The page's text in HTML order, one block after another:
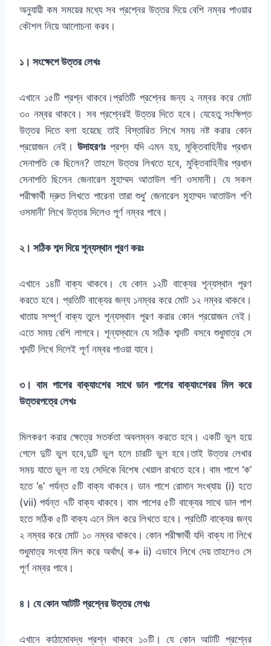
অনুযায়ী কম সময়ের মধ্যে সব প্রশ্নের উত্তর দিয়ে বেশি নম্বর পাওয়ার
কৌশল নিয়ে আলোচনা করব।
১। সংক্ষেপে উত্তর লেখঃ
এখানে ১৫টি প্রশ্ন থাকবে।প্রতিটি প্রশ্নের জন্য ২ নম্বর করে মোট
৩০ নম্বর থাকবে। সব প্রশ্নেরই উত্তর দিতে হবে। যেহেতু সংক্ষিপ্ত
উত্তর দিতে বলা হয়েছে তাই বিস্তারিত লিখে সময় নষ্ট করার কোন
প্রয়োজন নেই।উদাহরণঃপ্রশ্ন যদি এমন হয়, মুক্তিবাহিনীর প্রধান
সেনাপতি কে ছিলেন? তাহলে উত্তর লিখতে হবে, মুক্তিবাহিনীর প্রধান
সেনাপতি ছিলেন জেনারেল মুহাম্মদ আতাউল গণি ওসমানী। যে সকল
পরীক্ষার্থী দ্রুত লিখতে পারেনা তারা শুধু’ জেনারেল মুহাম্মদ আতাউল গণি
ওসমানী’ লিখে উত্তর দিলেও পূর্ণ নম্বর পাবে।
২। সঠিক শব্দ দিয়ে শূন্যস্থান পূরণ করঃ
এখানে ১৪টি বাক্য থাকবে। যে কোন ১২টি বাক্যের শূন্যস্থান পূরণ
করতে হবে। প্রতিটি বাক্যের জন্য ১নম্বর করে মোট ১২ নম্বর থাকবে।
খাতায় সম্পূর্ণ বাক্য তুলে শূন্যস্থান পূরণ করার কোন প্রয়োজন নেই।
এতে সময় বেশি লাগবে। শূন্যস্থানে যে সঠিক শব্দটি বসবে শুধুমাত্র সে
শব্দটি লিখে দিলেই পূর্ণ নম্বর পাওয়া যাবে।
৩। বাম পাশের বাক্যাংশের সাথে ডান পাশের বাক্যাংশেরর মিল করে
উত্তরপত্রে লেখঃ
মিলকরণ করার ক্ষেত্রে সতর্কতা অবলম্বন করতে হবে। একটি ভুল হয়ে
গেলে দুটি ভুল হবে,দুটি ভুল হলে চারটি ভুল হবে।তাই উত্তর লেখার
সময় যাতে ভুল না হয় সেদিকে বিশেষ খেয়াল রাখতে হবে। বাম পাশে ‘ক’
হতে ‘ঙ’ পর্যন্ত ৫টি বাক্য থাকবে। ডান পাশে রোমান সংখ্যায় (i) হতে
(vii) পর্যন্ত ৭টি বাক্য থাকবে। বাম পাশের ৫টি বাক্যের সাথে ডান পাশ
হতে সঠিক ৫টি বাক্য এনে মিল করে লিখতে হবে। প্রতিটি বাক্যের জন্য
২ নম্বর করে মোট ১০ নম্বর থাকবে। কোন পরীক্ষার্থী যদি বাক্য না লিখে
শুধুমাত্র সংখ্যা মিল করে অর্থাৎ( ক+ ii) এভাবে লিখে দেয় তাহলেও সে
পূর্ণ নম্বর পাবে।
৪। যে কোন আটটি প্রশ্নের উত্তর লেখঃ
এখানে কাঠামোবদ্ধ প্রশ্ন থাকবে ১০টি। যে কোন আটটি প্রশ্নের